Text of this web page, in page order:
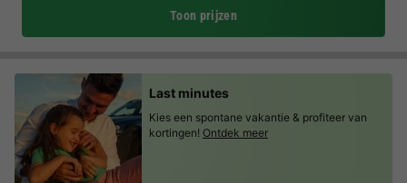
Toon prijzen
Last minutes
Kies een spontane vakantie & profiteer van
kortingen! Ontdek meer